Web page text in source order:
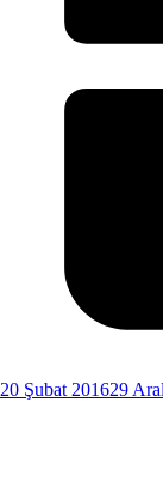
20 Şubat 201629